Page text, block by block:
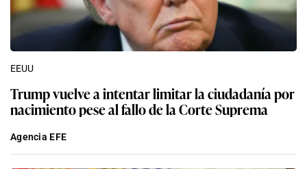
EEUU
Trump vuelve a intentar limitar la ciudadanía por
nacimiento pese al fallo de la Corte Suprema
Agencia EFE